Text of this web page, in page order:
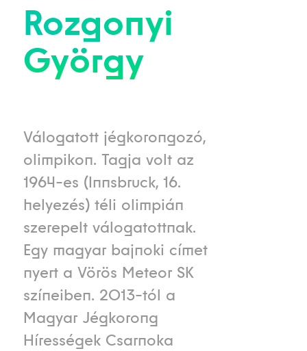
Rozgonyi
György
Válogatott jégkorongozó,
olimpikon. Tagja volt az
1964-es (Innsbruck, 16.
helyezés) téli olimpián
szerepelt válogatottnak.
Egy magyar bajnoki címet
nyert a Vörös Meteor SK
színeiben. 2013-tól a
Magyar Jégkorong
Hírességek Csarnoka